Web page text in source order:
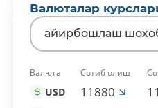
Валюталар
айирбошлаш
Валюта Сотиб олиш
USD 11880